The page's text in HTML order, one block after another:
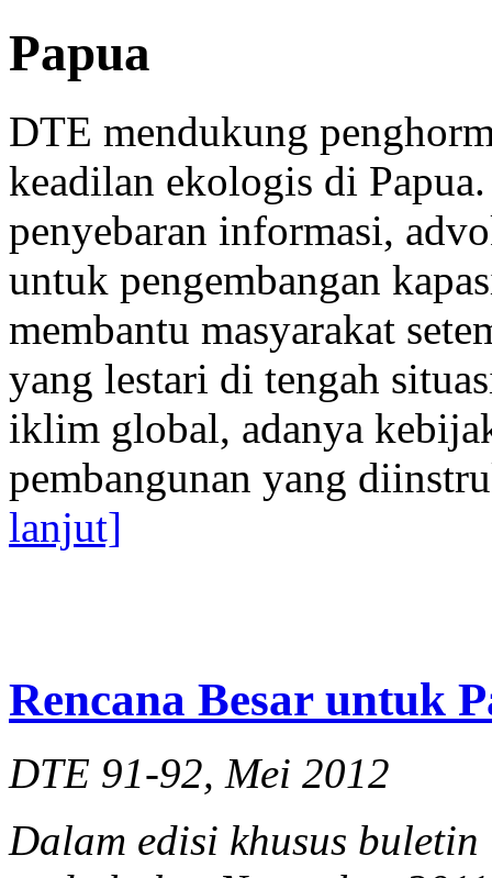
Papua
DTE mendukung
keadilan ekologis di
penyebaran informasi,
untuk pengembangan
membantu masyarakat
yang lestari di tengah
iklim global, adanya
pembangunan yang
lanjut]
Rencana Besar untuk
DTE 91-92, Mei 2012
Dalam edisi khusus